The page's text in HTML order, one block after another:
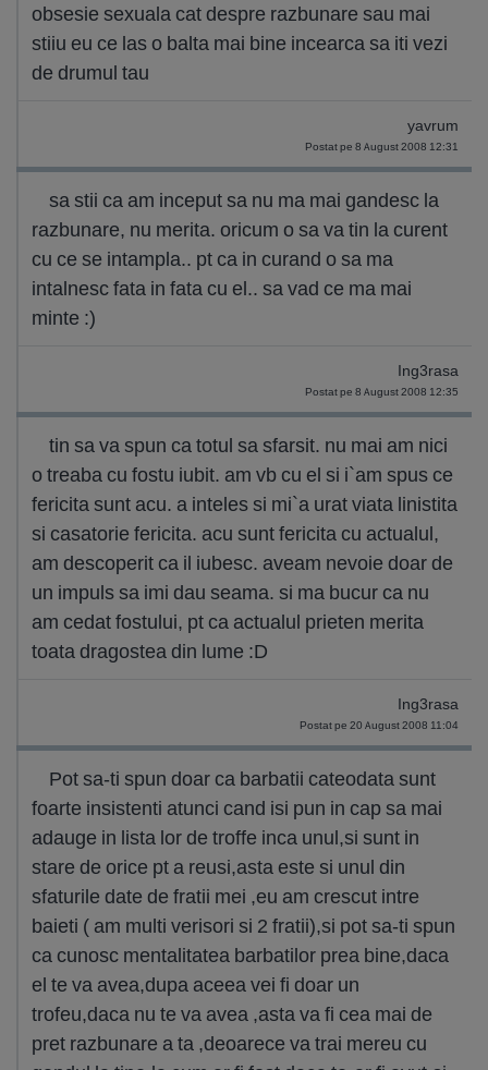
obsesie sexuala cat despre razbunare sau mai
stiiu eu ce las o balta mai bine incearca sa iti vezi
de drumul tau
yavrum
Postat pe 8 August 2008 12:31
sa stii ca am inceput sa nu ma mai gandesc la
razbunare, nu merita. oricum o sa va tin la curent
cu ce se intampla.. pt ca in curand o sa ma
intalnesc fata in fata cu el.. sa vad ce ma mai
minte :)
Ing3rasa
Postat pe 8 August 2008 12:35
tin sa va spun ca totul sa sfarsit. nu mai am nici
o treaba cu fostu iubit. am vb cu el si i`am spus ce
fericita sunt acu. a inteles si mi`a urat viata linistita
si casatorie fericita. acu sunt fericita cu actualul,
am descoperit ca il iubesc. aveam nevoie doar de
un impuls sa imi dau seama. si ma bucur ca nu
am cedat fostului, pt ca actualul prieten merita
toata dragostea din lume :D
Ing3rasa
Postat pe 20 August 2008 11:04
Pot sa-ti spun doar ca barbatii cateodata sunt
foarte insistenti atunci cand isi pun in cap sa mai
adauge in lista lor de troffe inca unul,si sunt in
stare de orice pt a reusi,asta este si unul din
sfaturile date de fratii mei ,eu am crescut intre
baieti ( am multi verisori si 2 fratii),si pot sa-ti spun
ca cunosc mentalitatea barbatilor prea bine,daca
el te va avea,dupa aceea vei fi doar un
trofeu,daca nu te va avea ,asta va fi cea mai de
pret razbunare a ta ,deoarece va trai mereu cu